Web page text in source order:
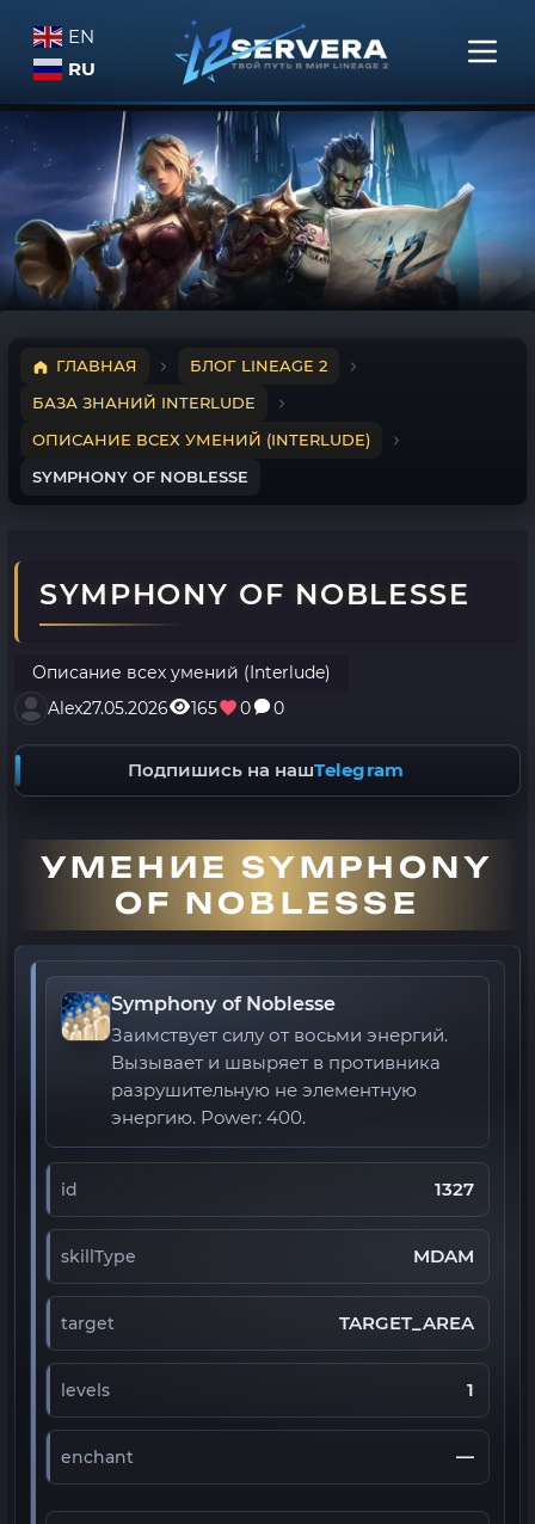
EN
RU
ГЛАВНАЯ
БЛОГ LINEAGE 2
БАЗА ЗНАНИЙ INTERLUDE
ОПИСАНИЕ ВСЕХ УМЕНИЙ (INTERLUDE)
SYMPHONY OF NOBLESSE
SYMPHONY OF NOBLESSE
Описание всех умений (Interlude)
Alex27.05.2026 165 0 0
Подпишись на нашTelegram
УМЕНИЕ SYMPHONY
OF NOBLESSE
Symphony of Noblesse
Заимствует силу от восьми энергий.
Вызывает и швыряет в противника
разрушительную не элементную
энергию. Power: 400.
id 1327
skillType MDAM
target TARGET_AREA
levels 1
enchant —